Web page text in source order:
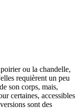
ou la chandelle,
requièrent un peu
son corps, mais,
certaines, accessibles
sont des